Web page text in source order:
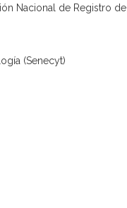
Nacional de Registro
(Senecyt)